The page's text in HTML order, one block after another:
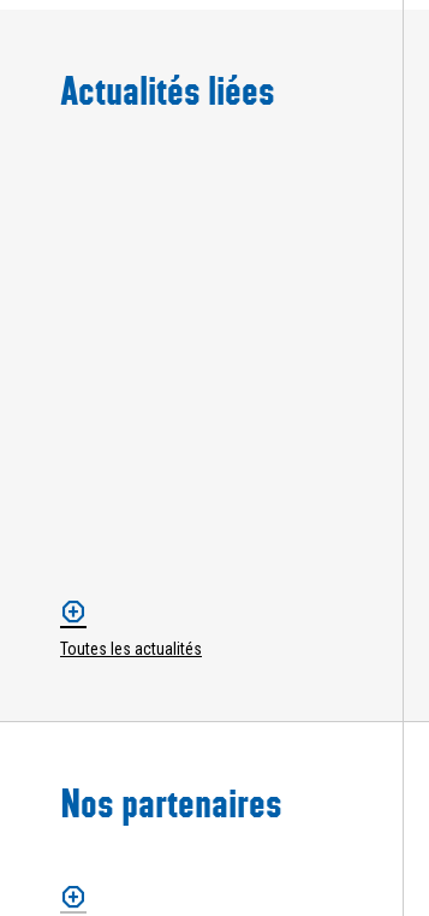
Actualités liées
Toutes les actualités
Nos partenaires